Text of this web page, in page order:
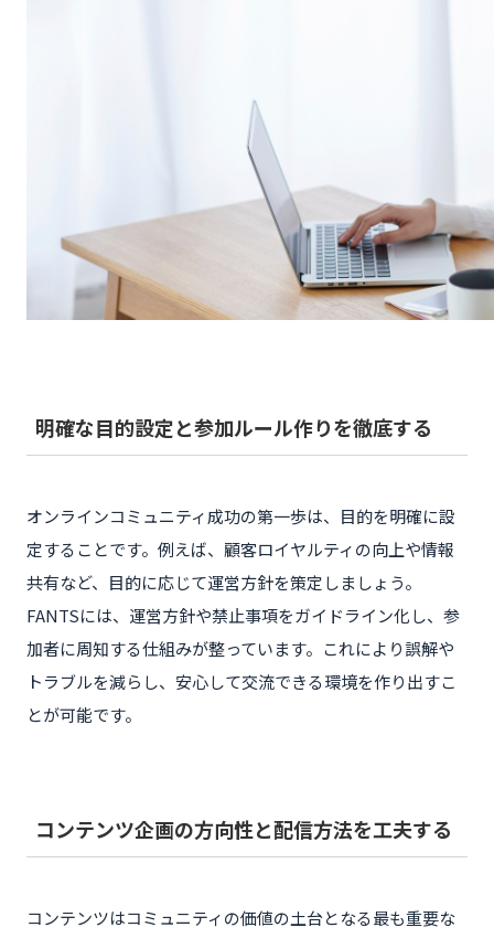
明確な目的設定と参加ルール作りを徹底する
オンラインコミュニティ成功の第一歩は、目的を明確に設
定することです。例えば、顧客ロイヤルティの向上や情報
共有など、目的に応じて運営方針を策定しましょう。
FANTSには、運営方針や禁止事項をガイドライン化し、参
加者に周知する仕組みが整っています。これにより誤解や
トラブルを減らし、安心して交流できる環境を作り出すこ
とが可能です。
コンテンツ企画の方向性と配信方法を工夫する
コンテンツはコミュニティの価値の土台となる最も重要な